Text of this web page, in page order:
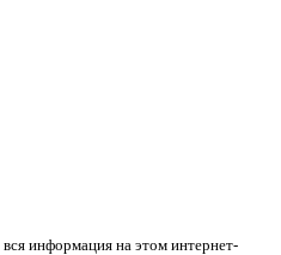
информация на этом интернет-